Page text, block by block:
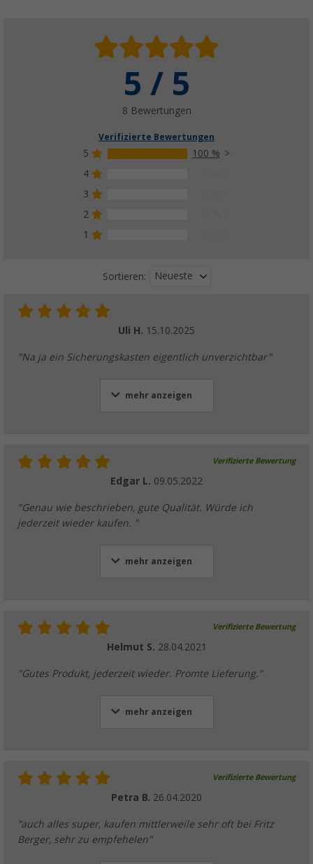
5 / 5
8 Bewertungen
Verifizierte Bewertungen
5
100 %
4
3
2
1
Sortieren: Neueste
Uli H. 15.10.2025
"Na ja ein Sicherungskasten eigentlich unverzichtbar"
mehr anzeigen
Verifizierte Bewertung
Edgar L. 09.05.2022
"Genau wie beschrieben, gute Qualität. Würde ich
jederzeit wieder kaufen. "
mehr anzeigen
Verifizierte Bewertung
Helmut S. 28.04.2021
"Gutes Produkt, jederzeit wieder. Promte Lieferung."
mehr anzeigen
Verifizierte Bewertung
Petra B. 26.04.2020
"auch alles super, kaufen mittlerweile sehr oft bei Fritz
Berger, sehr zu empfehelen"